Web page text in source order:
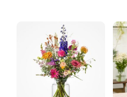
€39,99